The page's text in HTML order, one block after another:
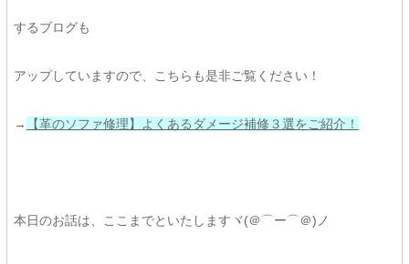
するブログも
アップしていますので、こちらも是非ご覧ください！
→ 【革のソファ修理】よくあるダメージ補修３選をご紹介！
本日のお話は、ここまでといたしますヾ(＠⌒ー⌒＠)ノ